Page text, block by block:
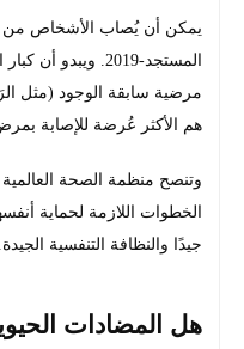
يمكن أن يُصاب الأشخاص من
المستجد-2019.
مرضية سابقة الوجود (مثل
هم الأكثر عُرضة للإصابة
وتنصح منظمة الصحة
الخطوات اللازمة لحماية
جيدًا والنظافة التنفسية الجيدة.
هل المضادات